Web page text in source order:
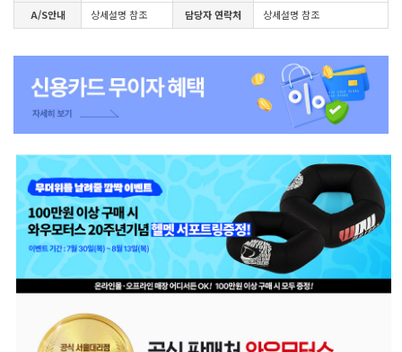
A/S안내 상세설명 참조 담당자 연락처 상세설명 참조